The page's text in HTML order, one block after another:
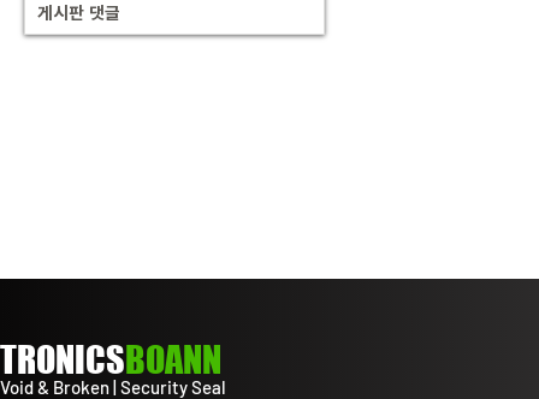
게시판 댓글
TRONICSBOANN
Void & Broken | Security Seal